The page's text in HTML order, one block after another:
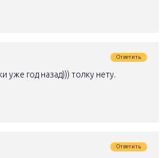
Ответить
уже год назад))) толку нету.
Ответить